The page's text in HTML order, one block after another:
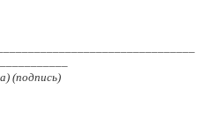
(подпись)